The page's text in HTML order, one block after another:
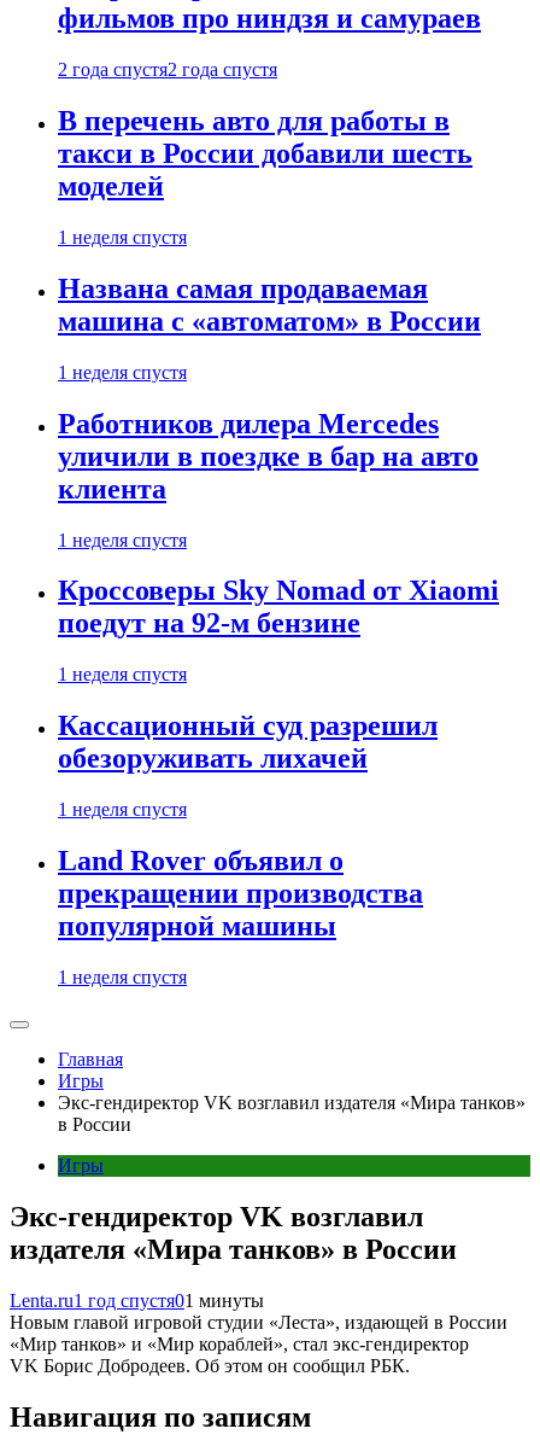
фильмов про ниндзя и самураев
2 года спустя2 года спустя
В перечень авто для работы в
такси в России добавили шесть
моделей
1 неделя спустя
Названа самая продаваемая
машина с «автоматом» в России
1 неделя спустя
Работников дилера Mercedes
уличили в поездке в бар на авто
клиента
1 неделя спустя
Кроссоверы Sky Nomad от Xiaomi
поедут на 92-м бензине
1 неделя спустя
Кассационный суд разрешил
обезоруживать лихачей
1 неделя спустя
Land Rover объявил о
прекращении производства
популярной машины
1 неделя спустя
Главная
Игры
Экс-гендиректор VK возглавил издателя «Мира танков»
в России
Игры
Экс-гендиректор VK возглавил
издателя «Мира танков» в России
Lenta.ru1 год спустя01 минуты
Новым главой игровой студии «Леста», издающей в России
«Мир танков» и «Мир кораблей», стал экс-гендиректор
VK Борис Добродеев. Об этом он сообщил РБК.
Навигация по записям